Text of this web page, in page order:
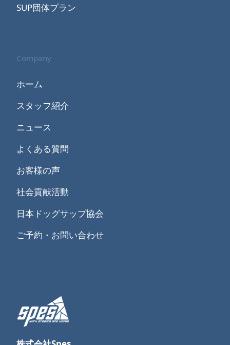
SUP団体プラン
Company
ホーム
スタッフ紹介
ニュース
よくある質問
お客様の声
社会貢献活動
日本ドッグサップ協会
ご予約・お問い合わせ